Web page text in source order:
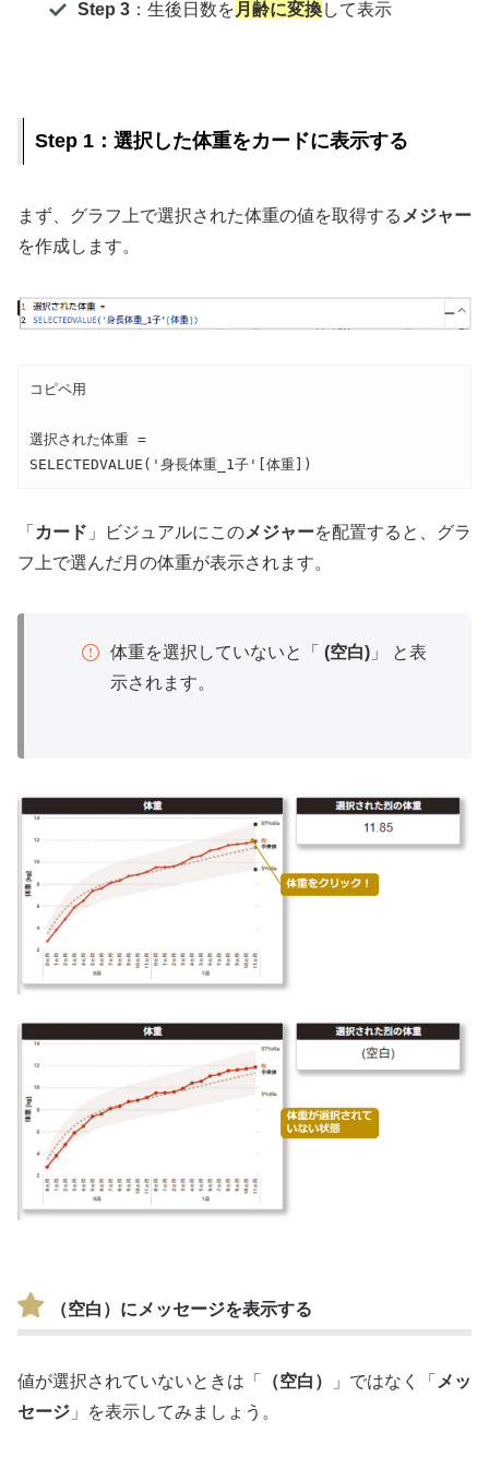
Step 3：生後日数を月齢に変換して表示
Step 1：選択した体重をカードに表示する
まず、グラフ上で選択された体重の値を取得する メジャー
を作成します。
コピペ用
選択された体重 =
SELECTEDVALUE('身長体重_1子'[体重])
「 カード 」ビジュアルにこのメジャーを配置すると、グラ
フ上で選んだ月の体重が表示されます。
体重を選択していないと「 (空白)」 と表
示されます。
（空白）にメッセージを表示する
値が選択されていないときは「 （空白） 」ではなく「 メッ
セージ 」を表示してみましょう。